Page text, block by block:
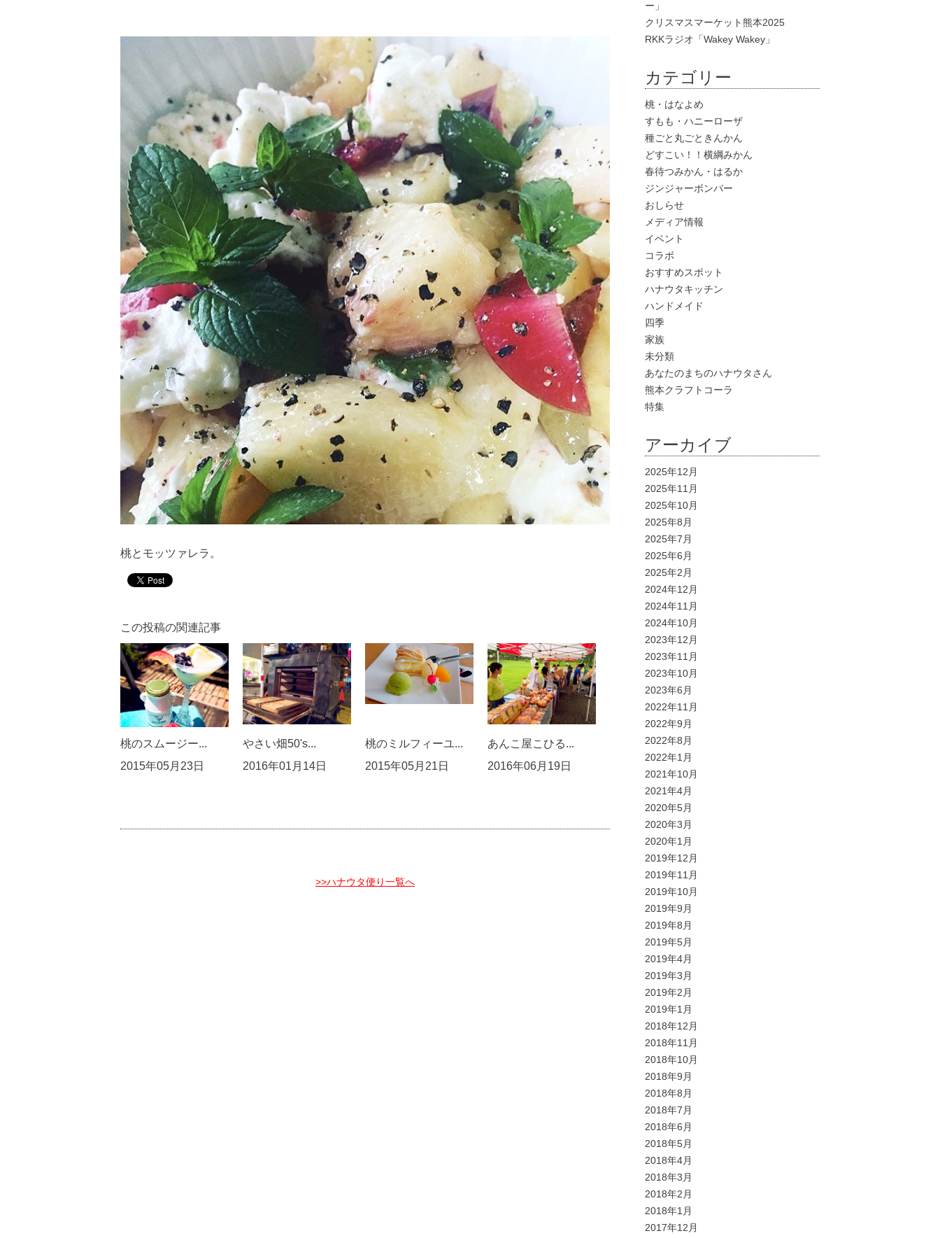
桃とモッツァレラ。
この投稿の関連記事
桃のスムージー...
2015年05月23日
やさい畑50's...
2016年01月14日
桃のミルフィーユ...
2015年05月21日
あんこ屋こひる...
2016年06月19日
>>ハナウタ便り一覧へ
ー」
クリスマスマーケット熊本2025
RKKラジオ「Wakey Wakey」
カテゴリー
桃・はなよめ
すもも・ハニーローザ
種ごと丸ごときんかん
どすこい！！横綱みかん
春待つみかん・はるか
ジンジャーボンバー
おしらせ
メディア情報
イベント
コラボ
おすすめスポット
ハナウタキッチン
ハンドメイド
四季
家族
未分類
あなたのまちのハナウタさん
熊本クラフトコーラ
特集
アーカイブ
2025年12月
2025年11月
2025年10月
2025年8月
2025年7月
2025年6月
2025年2月
2024年12月
2024年11月
2024年10月
2023年12月
2023年11月
2023年10月
2023年6月
2022年11月
2022年9月
2022年8月
2022年1月
2021年10月
2021年4月
2020年5月
2020年3月
2020年1月
2019年12月
2019年11月
2019年10月
2019年9月
2019年8月
2019年5月
2019年4月
2019年3月
2019年2月
2019年1月
2018年12月
2018年11月
2018年10月
2018年9月
2018年8月
2018年7月
2018年6月
2018年5月
2018年4月
2018年3月
2018年2月
2018年1月
2017年12月